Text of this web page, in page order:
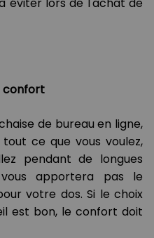
confort
de bureau en ligne,
ce que vous voulez,
pendant de longues
apportera pas le
votre dos. Si le choix
est bon, le confort doit